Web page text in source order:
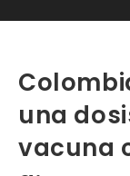
una
vacuna